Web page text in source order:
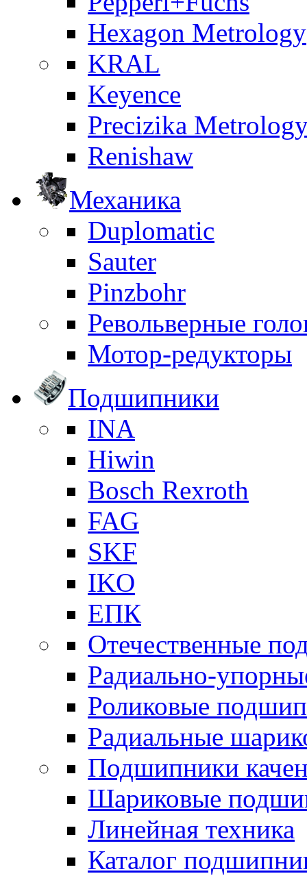
Hexagon Metrology
KRAL
Keyence
Precizika
Renishaw
Механика
Duplomatic
Sauter
Pinzbohr
Револьверные
Мотор-редукторы
Подшипники
INA
Hiwin
Bosch Rexroth
FAG
SKF
IKO
ЕПК
Отечественные
Радиально-
Роликовые
Радиальные
Подшипники
Шариковые
Линейная техника
Каталог